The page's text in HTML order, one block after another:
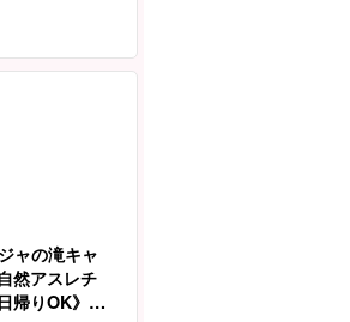
ャの滝キャ
然アスレチ
帰りOK》大